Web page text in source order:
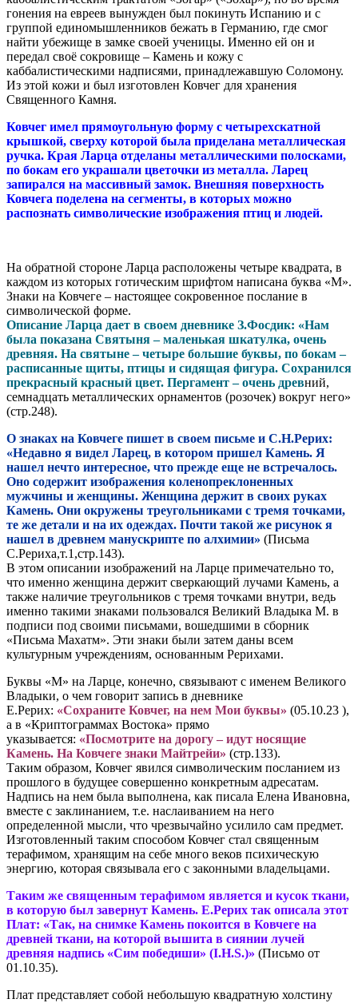
гонения на евреев вынужден был покинуть Испанию и с
группой единомышленников бежать в Германию, где смог
найти убежище в замке своей ученицы. Именно ей он и
передал своё сокровище – Камень и кожу с
каббалистическими надписями, принадлежавшую Соломону.
Из этой кожи и был изготовлен Ковчег для хранения
Священного Камня.
Ковчег имел прямоугольную форму с четырехскатной
крышкой, сверху которой была приделана металлическая
ручка. Края Ларца отделаны металлическими полосками,
по бокам его украшали цветочки из металла. Ларец
запирался на массивный замок. Внешняя поверхность
Ковчега поделена на сегменты, в которых можно
распознать символические изображения птиц и людей.
На обратной стороне Ларца расположены четыре квадрата, в
каждом из которых готическим шрифтом написана буква «М».
Знаки на Ковчеге – настоящее сокровенное послание в
символической форме.
Описание Ларца дает в своем дневнике З.Фосдик: «Нам
была показана Святыня – маленькая шкатулка, очень
древняя. На святыне – четыре большие буквы, по бокам –
расписанные щиты, птицы и сидящая фигура. Сохранился
прекрасный красный цвет. Пергамент – очень древний,
семнадцать металлических орнаментов (розочек) вокруг него»
(стр.248).
О знаках на Ковчеге пишет в своем письме и С.Н.Рерих:
«Недавно я видел Ларец, в котором пришел Камень. Я
нашел нечто интересное, что прежде еще не встречалось.
Оно содержит изображения коленопреклоненных
мужчины и женщины. Женщина держит в своих руках
Камень. Они окружены треугольниками с тремя точками,
те же детали и на их одеждах. Почти такой же рисунок я
нашел в древнем манускрипте по алхимии» (Письма
С.Рериха,т.1,стр.143).
В этом описании изображений на Ларце примечательно то,
что именно женщина держит сверкающий лучами Камень, а
также наличие треугольников с тремя точками внутри, ведь
именно такими знаками пользовался Великий Владыка М. в
подписи под своими письмами, вошедшими в сборник
«Письма Махатм». Эти знаки были затем даны всем
культурным учреждениям, основанным Рерихами.
Буквы «М» на Ларце, конечно, связывают с именем Великого
Владыки, о чем говорит запись в дневнике
Е.Рерих: «Сохраните Ковчег, на нем Мои буквы» (05.10.23 ),
а в «Криптограммах Востока» прямо
указывается: «Посмотрите на дорогу – идут носящие
Камень. На Ковчеге знаки Майтрейи» (стр.133).
Таким образом, Ковчег явился символическим посланием из
прошлого в будущее совершенно конкретным адресатам.
Надпись на нем была выполнена, как писала Елена Ивановна,
вместе с заклинанием, т.е. наслаиванием на него
определенной мысли, что чрезвычайно усилило сам предмет.
Изготовленный таким способом Ковчег стал священным
терафимом, хранящим на себе много веков психическую
энергию, которая связывала его с законными владельцами.
Таким же священным терафимом является и кусок ткани,
в которую был завернут Камень. Е.Рерих так описала этот
Плат: «Так, на снимке Камень покоится в Ковчеге на
древней ткани, на которой вышита в сиянии лучей
древняя надпись «Сим победиши» (I.H.S.)» (Письмо от
01.10.35).
Плат представляет собой небольшую квадратную холстину